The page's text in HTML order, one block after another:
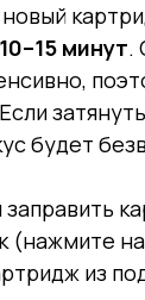
новый
минут.
будет
из